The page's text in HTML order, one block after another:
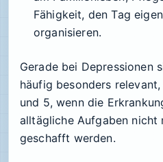
Fähigkeit, den Tag
organisieren.
Gerade bei Depressionen
häufig besonders
und 5, wenn die
alltägliche Aufgaben nicht
geschafft werden.